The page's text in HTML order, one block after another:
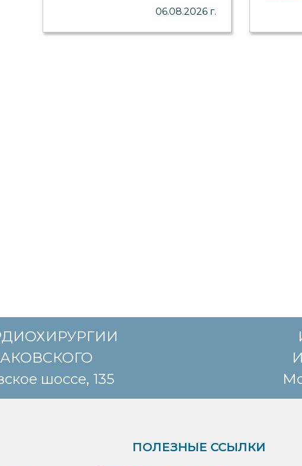
06.08.2026 г.
шоссе, 135
ПОЛЕЗНЫЕ ССЫЛКИ